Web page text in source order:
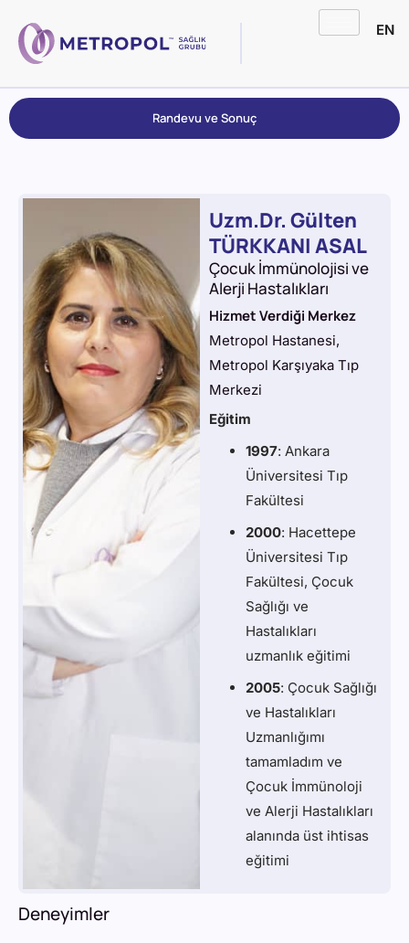
EN
Randevu ve Sonuç
Uzm.Dr. Gülten
TÜRKKANI ASAL
Çocuk İmmünolojisi ve
Alerji Hastalıkları
Hizmet Verdiği Merkez
Metropol Hastanesi,
Metropol Karşıyaka Tıp
Merkezi
Eğitim
1997: Ankara
Üniversitesi Tıp
Fakültesi
2000: Hacettepe
Üniversitesi Tıp
Fakültesi, Çocuk
Sağlığı ve
Hastalıkları
uzmanlık eğitimi
2005: Çocuk Sağlığı
ve Hastalıkları
Uzmanlığımı
tamamladım ve
Çocuk İmmünoloji
ve Alerji Hastalıkları
alanında üst ihtisas
eğitimi
Deneyimler